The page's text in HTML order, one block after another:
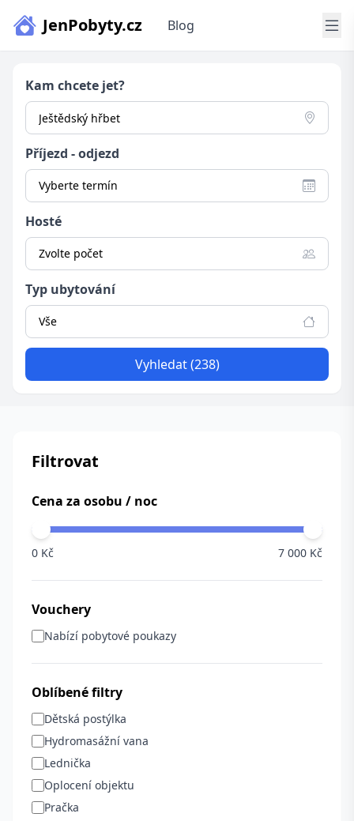
JenPobyty.cz Blog
Kam chcete jet?
Příjezd - odjezd
Vyberte termín
Hosté
Zvolte počet
Typ ubytování
Vše
Vyhledat (238)
Filtrovat
Cena za osobu / noc
0 Kč 7 000 Kč
Vouchery
Nabízí pobytové poukazy
Oblíbené filtry
Dětská postýlka
Hydromasážní vana
Lednička
Oplocení objektu
Pračka